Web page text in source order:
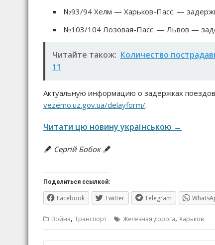
№93/94 Хелм — Харьков-Пасс. —
№103/104 Лозовая-Пасс. — Львов —
Читайте також: Количество
11
Актуальную информацию о задержках
vezemo.uz.gov.ua/delayform/.
Читати цю новину українською →
Сергій Бобок
Поделиться ссылкой:
Facebook Twitter Telegram
Война, Транспорт Железная дорога, Харьков